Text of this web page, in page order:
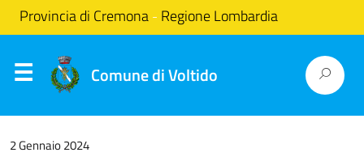
Provincia di Cremona - Regione Lombardia
Comune di Voltido
2 Gennaio 2024